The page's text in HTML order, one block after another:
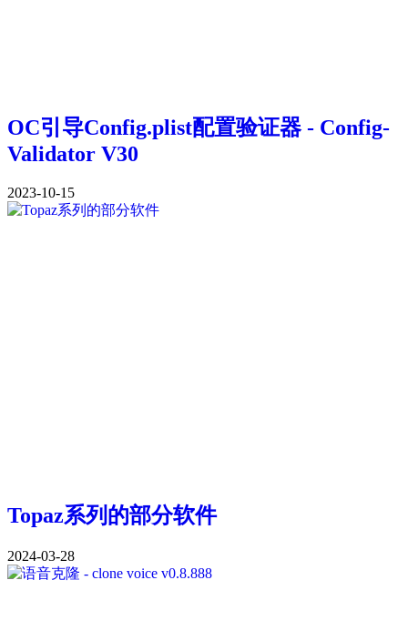
OC引导Config.plist配置验证器 - Config-
Validator V30
2023-10-15
Topaz系列的部分软件
2024-03-28